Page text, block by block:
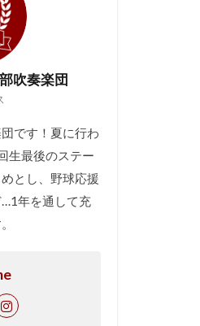
吹奏楽団
です！夏に行わ
生最後のステー
とし、野球応援
年を通して充